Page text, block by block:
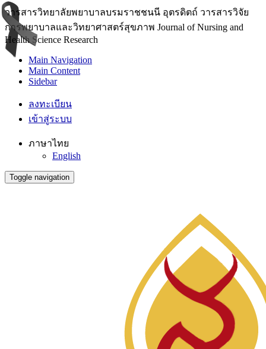
วารสารวิทยาลัยพยาบาลบรมราชชนนี อุตรดิตถ์ วารสารวิจัย
การพยาบาลและวิทยาศาสตร์สุขภาพ Journal of Nursing and
Health Science Research
Main Navigation
Main Content
Sidebar
ลงทะเบียน
เข้าสู่ระบบ
ภาษาไทย
English
Toggle navigation